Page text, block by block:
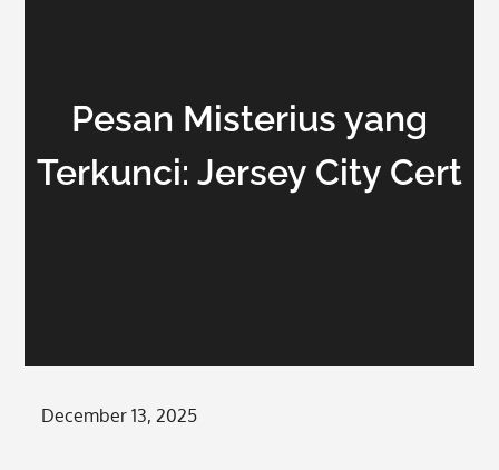
Pesan Misterius yang
Terkunci: Jersey City Cert
Posted
December 13, 2025